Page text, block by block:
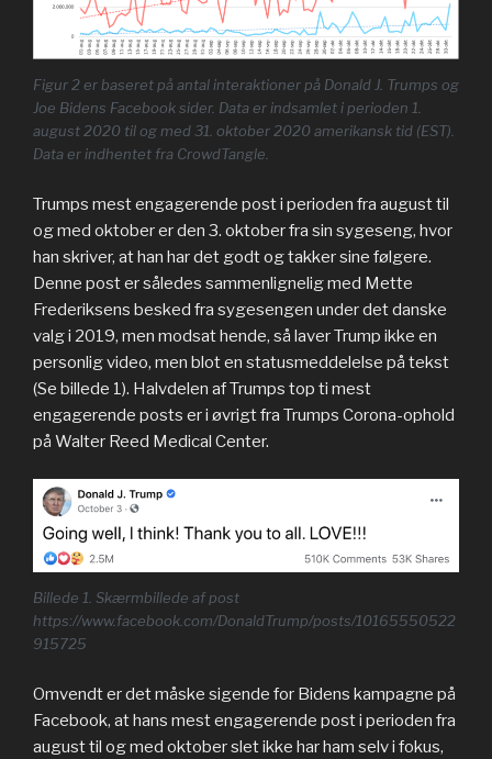
Figur 2 er baseret på antal interaktioner på Donald J. Trumps og
Joe Bidens Facebook sider. Data er indsamlet i perioden 1.
august 2020 til og med 31. oktober 2020 amerikansk tid (EST).
Data er indhentet fra CrowdTangle.
Trumps mest engagerende post i perioden fra august til
og med oktober er den 3. oktober fra sin sygeseng, hvor
han skriver, at han har det godt og takker sine følgere.
Denne post er således sammenlignelig med Mette
Frederiksens besked fra sygesengen under det danske
valg i 2019, men modsat hende, så laver Trump ikke en
personlig video, men blot en statusmeddelelse på tekst
(Se billede 1). Halvdelen af Trumps top ti mest
engagerende posts er i øvrigt fra Trumps Corona-ophold
på Walter Reed Medical Center.
Billede 1. Skærmbillede af post
https://www.facebook.com/DonaldTrump/posts/10165550522
915725
Omvendt er det måske sigende for Bidens kampagne på
Facebook, at hans mest engagerende post i perioden fra
august til og med oktober slet ikke har ham selv i fokus,